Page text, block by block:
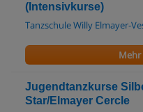
(Intensivkurse)
Tanzschule Willy Elmayer-
Jugendtanzkurse
Star/Elmayer Cercle